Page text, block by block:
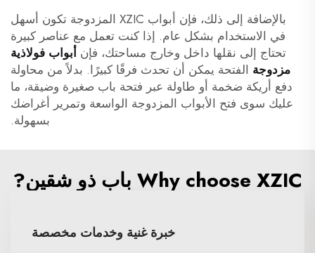
بالإضافة إلى ذلك، فإن أبواب XZIC المزدوجة تكون أسهل
في الاستخدام بشكل عام. إذا كنت تعمل مع عناصر كبيرة
تحتاج إلى نقلها داخل وخارج مساحتك، فإن أبواب فولاذية
مزدوجة الفتحة يمكن أن تحدث فرقًا كبيرًا. بدلاً من محاولة
دفع أريكة ضخمة أو طاولة عبر فتحة باب صغيرة وضيقة، ما
عليك سوى فتح الأبواب المزدوجة الواسعة وتمرير أغراضك
بسهولة.
Why choose XZIC باب ذو شقين?
خبرة غنية وخدمات مخصصة